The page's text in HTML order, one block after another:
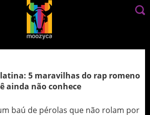
5 maravilhas do rap romeno
ainda não conhece
baú de pérolas que não rolam por